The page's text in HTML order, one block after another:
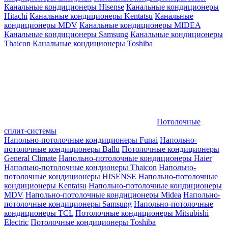
Канальные кондиционеры Hisense Канальные кондиционеры
Hitachi Канальные кондиционеры Kentatsu Канальные
кондиционеры MDV Канальные кондиционеры MIDEA
Канальные кондиционеры Samsung Канальные кондиционеры
Thaicon Канальные кондиционеры Toshiba
Потолочные
сплит-системы
Напольно-потолочные кондиционеры Funai Напольно-
потолочные кондиционеры Ballu Потолочные кондиционеры
General Climate Напольно-потолочные кондиционеры Haier
Напольно-потолочные кондионеры Thaicon Напольно-
потолочные кондиционеры HISENSE Напольно-потолочные
кондиционеры Kentatsu Напольно-потолочные кондиционеры
MDV Напольно-потолочные кондиционеры Midea Напольно-
потолочные кондиционеры Samsung Напольно-потолочные
кондиционеры TCL Потолочные кондиционеры Mitsubishi
Electric Потолочные кондиционеры Toshiba